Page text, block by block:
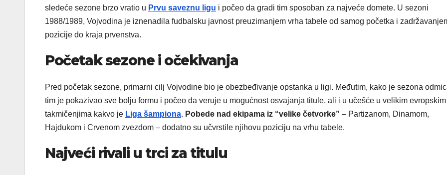
sledeće sezone brzo vratio u Prvu saveznu ligu i počeo da gradi tim sposoban za najveće domete. U sezoni
1988/1989, Vojvodina je iznenadila fudbalsku javnost preuzimanjem vrha tabele od samog početka i
pozicije do kraja prvenstva.
Početak sezone i očekivanja
Pred početak sezone, primarni cilj Vojvodine bio je obezbeđivanje opstanka u ligi. Međutim, kako je sezona
tim je pokazivao sve bolju formu i počeo da veruje u mogućnost osvajanja titule, ali i u učešće u velikim evropskim
takmičenjima kakvo je Liga šampiona. Pobede nad ekipama iz “velike četvorke” – Partizanom, Dinamom,
Hajdukom i Crvenom zvezdom – dodatno su učvrstile njihovu poziciju na vrhu tabele.
Najveći rivali u trci za titulu